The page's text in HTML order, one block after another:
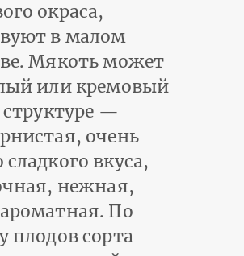
окраса,
в малом
Мякоть может
или кремовый
структуре —
очень
вкуса,
нежная,
По
плодов сорта